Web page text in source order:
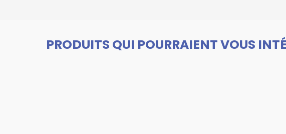
PRODUITS QUI POURRAIENT VOUS